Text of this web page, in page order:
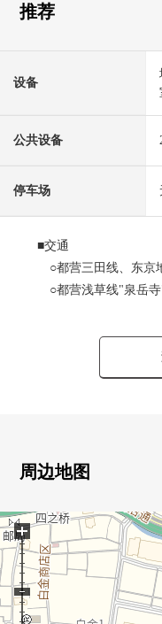
推荐
设备
公共设备
停车场
■交通
○都营三田线、东京
○都营浅草线"泉岳
■房源的特徴
○35层的23楼部分实
○在所在便利性方面
○门廊在地下2楼
○与客人以及居住者
·Rise休息室
○能享受派对以及畅
周边地图
+